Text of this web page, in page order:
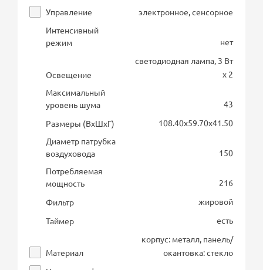
Управление
электронное, сенсорное
Интенсивный
режим
нет
Освещение
светодиодная лампа, 3 Вт
х 2
Максимальный
уровень шума
43
Размеры (ВхШхГ)
108.40х59.70х41.50
Диаметр патрубка
воздуховода
150
Потребляемая
мощность
216
Фильтр
жировой
Таймер
есть
Материал
корпус: металл, панель/
окантовка: стекло